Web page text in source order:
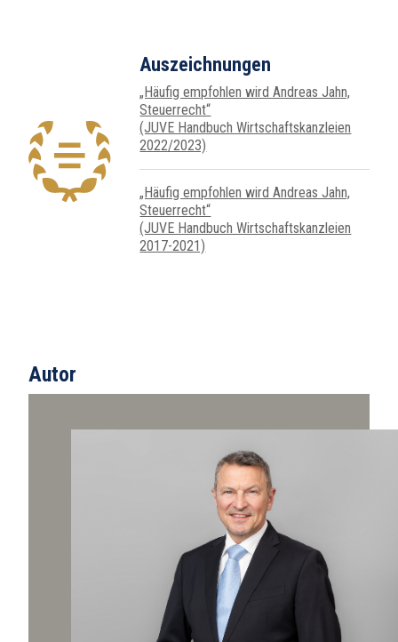
Auszeichnungen
„Häufig empfohlen wird Andreas Jahn,
Steuer­recht“
(JUVE Handbuch Wirtschafts­kanz­leien
2022/2023)
„Häufig empfohlen wird Andreas Jahn,
Steuer­recht“
(JUVE Handbuch Wirtschafts­kanz­leien
2017-2021)
Autor